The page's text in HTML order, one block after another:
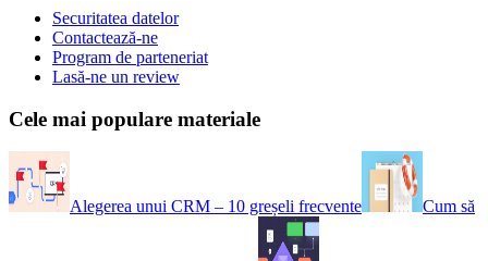
Securitatea datelor
Contactează-ne
Program de parteneriat
Lasă-ne un review
Cele mai populare materiale
Alegerea unui CRM – 10 greșeli frecvente Cum să